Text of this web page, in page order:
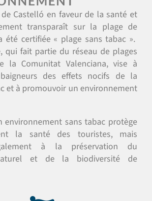
de Castelló en faveur de la santé et
transparaît sur la plage de
été certifiée « plage sans tabac ».
qui fait partie du réseau de plages
la Comunitat Valenciana, vise à
des effets nocifs de la
et à promouvoir un environnement
environnement sans tabac protège
la santé des touristes, mais
à la préservation du
et de la biodiversité de